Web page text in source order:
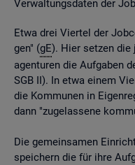
Ver­wal­tungs­da­ten der
Etwa drei Vier­tel der
gen" (gE). Hier set­zen
agen­tu­ren die Auf­ga­ben
SGB II). In etwa einem
die Kom­mu­nen in
dann "zu­ge­las­se­ne
Die ge­mein­sa­men
spei­chern die für ihre